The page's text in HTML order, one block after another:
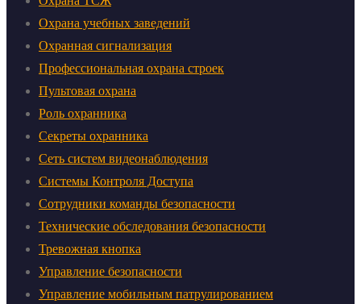
Охрана учебных заведений
Охранная сигнализация
Профессиональная охрана строек
Пультовая охрана
Роль охранника
Секреты охранника
Сеть систем видеонаблюдения
Системы Контроля Доступа
Сотрудники команды безопасности
Технические обследования безопасности
Тревожная кнопка
Управление безопасности
Управление мобильным патрулированием